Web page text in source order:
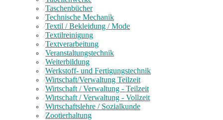
⁄Taschenbücher
⁄Technische Mechanik
⁄Textil / Bekleidung / Mode
⁄Textilreinigung
⁄Textverarbeitung
⁄Veranstaltungstechnik
⁄Weiterbildung
⁄Werkstoff- und Fertigungstechnik
⁄Wirtschaft/Verwaltung Teilzeit
⁄Wirtschaft / Verwaltung - Teilzeit
⁄Wirtschaft / Verwaltung - Vollzeit
⁄Wirtschaftslehre / Sozialkunde
⁄Zootierhaltung